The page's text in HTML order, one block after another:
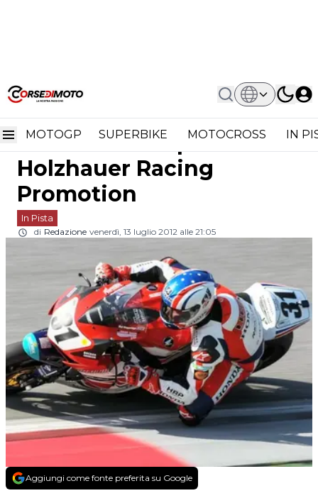
MOTOGP SUPERBIKE MOTOCROSS IN
Home In Pista
IDM Superbike: Test A Oschersleben
IDM Superbike: test a
Oschersleben per
Holzhauer Racing
Promotion
In Pista
di Redazione venerdì, 13 luglio 2012 alle 21:05
Aggiungi come fonte preferita su Google